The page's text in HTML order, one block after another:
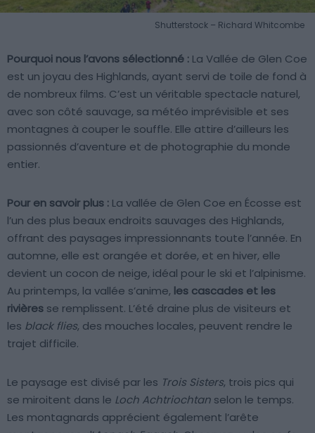
Shutterstock – Richard Whitcombe
Pourquoi nous l’avons sélectionné : La Vallée de Glen Coe
est un joyau des Highlands, ayant servi de toile de fond à
de nombreux films. C’est un véritable spectacle naturel,
avec son côté sauvage, sa météo imprévisible et ses
montagnes à couper le souffle. Elle attire d’ailleurs les
passionnés d’aventure et de photographie du monde
entier.
Pour en savoir plus : La vallée de Glen Coe en Écosse est
l’un des plus beaux endroits sauvages des Highlands,
offrant des paysages impressionnants toute l’année. En
automne, elle est orangée et dorée, et en hiver, elle
devient un cocon de neige, idéal pour le ski et l’alpinisme.
Au printemps, la vallée s’anime, les cascades et les
rivières se remplissent. L’été draine plus de visiteurs et
les black flies, des mouches locales, peuvent rendre le
trajet difficile.
Le paysage est divisé par les Trois Sisters, trois pics qui
se miroitent dans le Loch Achtriochtan selon le temps.
Les montagnards apprécient également l’arête